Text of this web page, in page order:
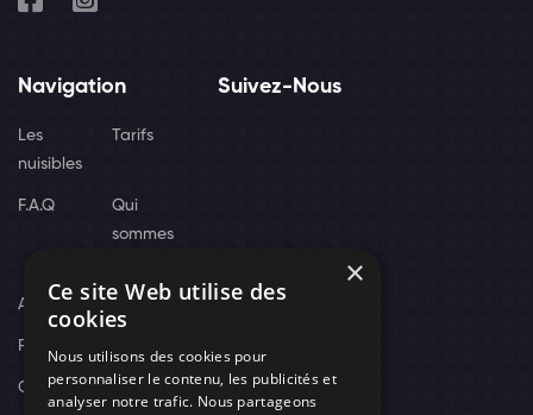
Navigation
Les
nuisibles
Tarifs
F.A.Q
Qui
sommes
Actus
Recrutement
Contact
Suivez-Nous
×
Ce site Web utilise des
cookies
Nous utilisons des cookies pour
personnaliser le contenu, les publicités et
analyser notre trafic. Nous partageons